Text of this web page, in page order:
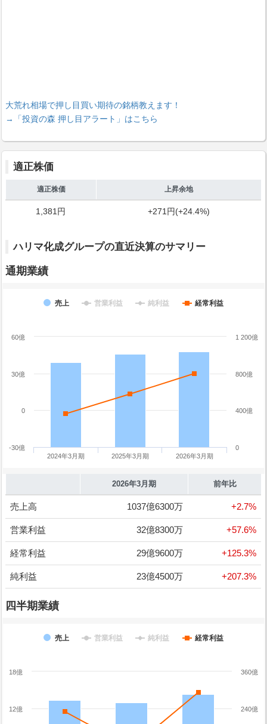
大荒れ相場で押し目買い期待の銘柄教えます！
→「投資の森 押し目アラート」はこちら
適正株価
適正株価 上昇余地
1,381円 +271円(+24.4%)
ハリマ化成グループの直近決算のサマリー
通期業績
売上 営業利益 純利益 経常利益
2024年3月期 2025年3月期 2026年3月期
0
400億
800億
1 200億
-30億
0
30億
60億
2026年3月期 前年比
売上高 1037億6300万 +2.7%
営業利益 32億8300万 +57.6%
経常利益 29億9600万 +125.3%
純利益 23億4500万 +207.3%
四半期業績
売上 営業利益 純利益 経常利益
240億
360億
12億
18億